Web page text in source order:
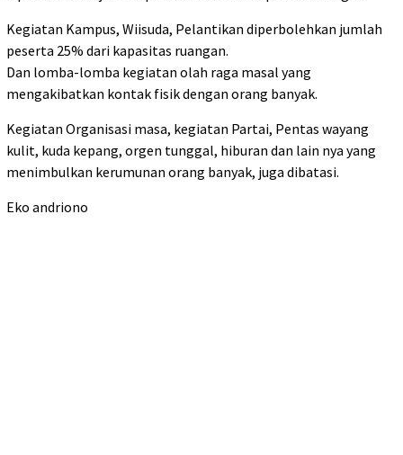
Kegiatan Kampus, Wiisuda, Pelantikan diperbolehkan jumlah
peserta 25% dari kapasitas ruangan.
Dan lomba-lomba kegiatan olah raga masal yang
mengakibatkan kontak fisik dengan orang banyak.
Kegiatan Organisasi masa, kegiatan Partai, Pentas wayang
kulit, kuda kepang, orgen tunggal, hiburan dan lain nya yang
menimbulkan kerumunan orang banyak, juga dibatasi.
Eko andriono